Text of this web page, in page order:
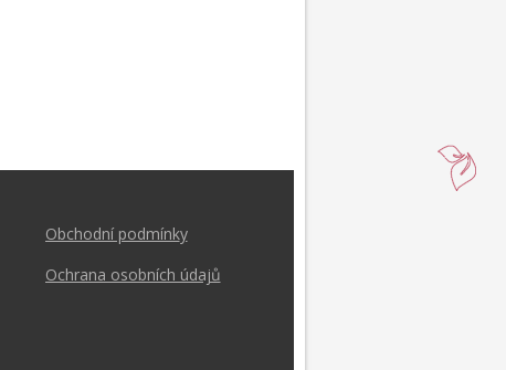
Obchodní podmínky
Ochrana osobních údajů